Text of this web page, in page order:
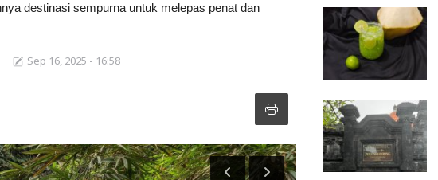
destinasi sempurna untuk melepas penat dan
Sep 16, 2025 - 16:58